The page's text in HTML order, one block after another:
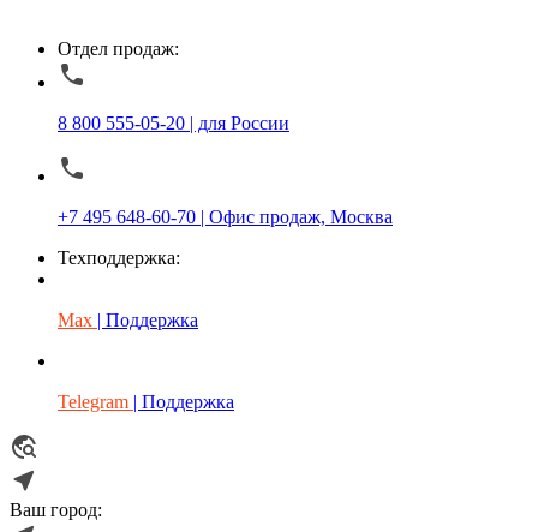
Отдел продаж:
8 800 555-05-20 | для России
+7 495 648-60-70 | Офис продаж, Москва
Техподдержка:
Max | Поддержка
Telegram | Поддержка
Ваш город: